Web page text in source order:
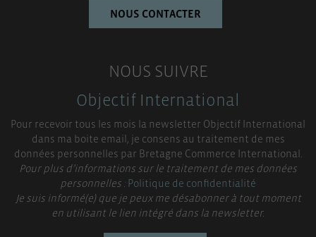
NOUS CONTACTER
NOUS SUIVRE
Objectif International
Pour recevoir tous les mois la newsletter Objectif International
dans ma boite email, je consens au traitement de mes
données personnelles par Bretagne Commerce International.
Pour plus d’informations sur le traitement de mes données
personnelles :Politique de confidentialité
Je suis informé(e) que je peux me désabonner à tout moment
en utilisant le lien intégré dans la newsletter.